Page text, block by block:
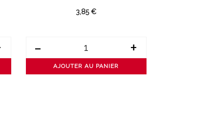
3,85 €
- +
AJOUTER AU PANIER